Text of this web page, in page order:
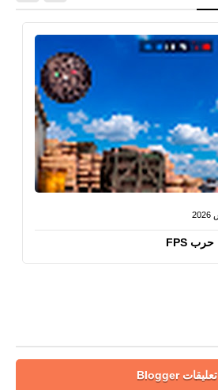
تعليقات Blogger